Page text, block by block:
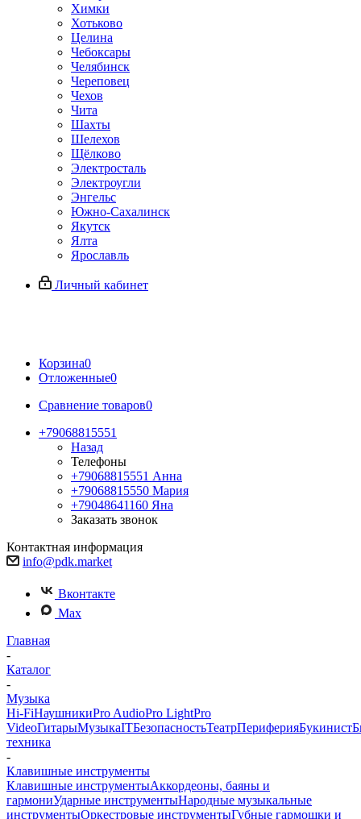
Химки
Хотьково
Целина
Чебоксары
Челябинск
Череповец
Чехов
Чита
Шахты
Шелехов
Щёлково
Электросталь
Электроугли
Энгельс
Южно-Сахалинск
Якутск
Ялта
Ярославль
Личный кабинет
Корзина0
Отложенные0
Сравнение товаров0
+79068815551
Назад
Телефоны
+79068815551 Анна
+79068815550 Мария
+79048641160 Яна
Заказать звонок
Контактная информация
info@pdk.market
Вконтакте
Max
Главная
-
Каталог
-
Музыка
Hi-FiНаушникиPro AudioPro LightPro
VideoГитарыМузыкаITБезопасностьТеатрПериферияБукинист
техника
-
Клавишные инструменты
Клавишные инструментыАккордеоны, баяны и
гармониУдарные инструментыНародные музыкальные
инструментыОркестровые инструментыГубные гармошки и